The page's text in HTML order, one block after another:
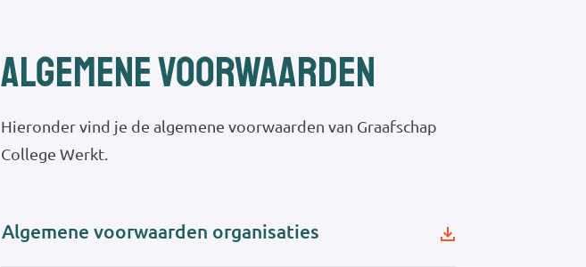
Algemene voorwaarden
Hieronder vind je de algemene voorwaarden van Graafschap
College Werkt.
Algemene voorwaarden organisaties